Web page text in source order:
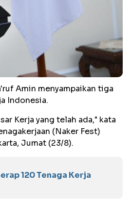
Amin menyampaikan tiga
Indonesia.
Kerja yang telah ada," kata
(Naker Fest)
Jumat (23/8).
120 Tenaga Kerja